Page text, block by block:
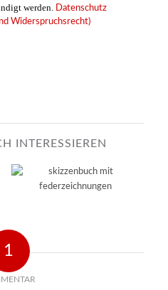
werden. Datenschutz
Widerspruchsrecht)
INTERESSIEREN
1